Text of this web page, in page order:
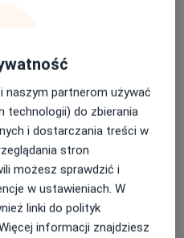
Bialik-Partyka
rodzinny
naszym partnerom używać
technologii) do zbierania
i dostarczania treści w
stron
możesz sprawdzić i
w ustawieniach. W
linki do polityk
informacji znajdziesz